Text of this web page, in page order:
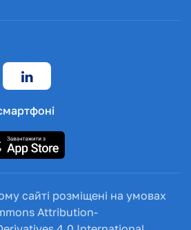
сайті розміщені на умовах
Attribution-